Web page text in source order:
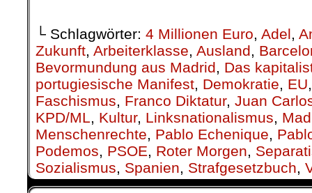
└ Schlagwörter: 4 Millionen Euro, Adel,
Zukunft, Arbeiterklasse, Ausland,
Bevormundung aus Madrid, Das
portugiesische Manifest, Demokratie, EU
Faschismus, Franco Diktatur, Juan
KPD/ML, Kultur, Linksnationalismus,
Menschenrechte, Pablo Echenique,
Podemos, PSOE, Roter Morgen,
Sozialismus, Spanien, Strafgesetzbuch,